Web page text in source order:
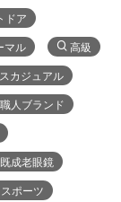
ドア
マル 高級
カジュアル
人ブランド
既成老眼鏡
スポーツ